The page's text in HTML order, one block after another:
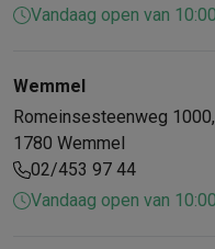
Vandaag open van
Wemmel
Romeinsesteenweg 1000,
1780 Wemmel
02/453 97 44
Vandaag open van